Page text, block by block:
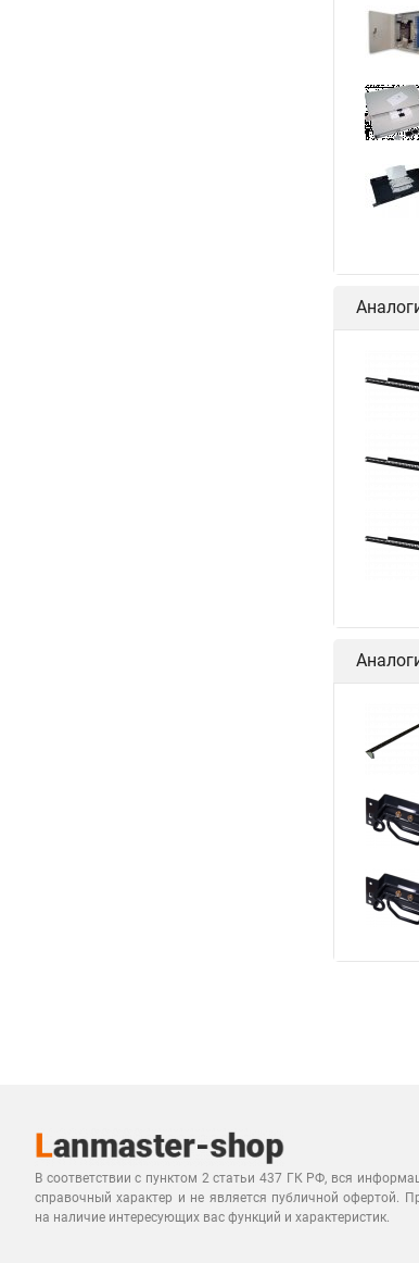
В соответствии с пунктом 2 статьи 437 ГК РФ, вся
справочный характер и не является публичной офертой.
на наличие интересующих вас функций и характеристик.